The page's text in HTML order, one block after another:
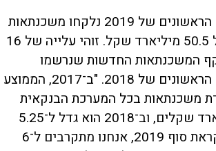
בתשעת החודשים הראשונים של 2019 נלקחו משכנתאות
בהיקף מצטבר של 50.5 מיליארד שקל. זוהי עלייה של 16
המשכנתאות החדשות שנרשמו
בתשעת החודשים הראשונים של 2018. "ב־2017, הממוצע
משכנתאות בכל המערכת הבנקאית
עמד על 4.7 מיליארד שקלים, וב־2018 הוא גדל ל־5.25
מיליארד. היום, לקראת סוף 2019, אנחנו מתקרבים ל־6